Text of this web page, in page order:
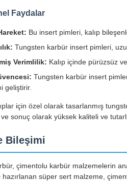
Faydalar
Bu insert pimleri, kalıp
Tungsten karbür insert pimleri,
Verimlilik: Kalıp içinde pürüzsüz
Tungsten karbür insert
geliştirir.
için özel olarak tasarlanmış
sonuç olarak yüksek kaliteli ve
Bileşimi
çimentolu karbür malzemelerin
hazırlanan süper sert malzeme,